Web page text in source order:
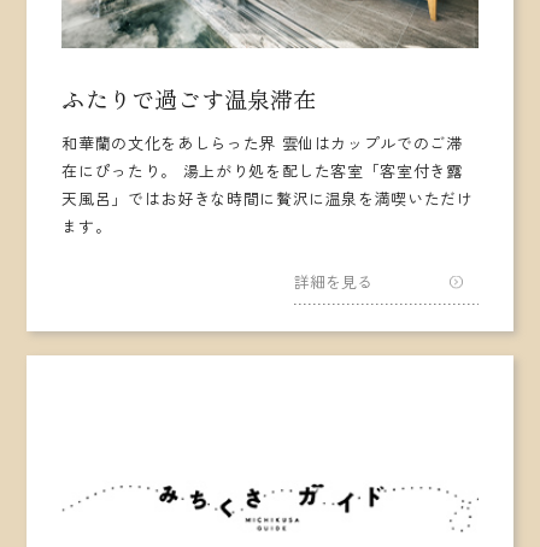
ふたりで過ごす温泉滞在
和華蘭の文化をあしらった界 雲仙はカップルでのご滞
在にぴったり。 湯上がり処を配した客室「客室付き露
天風呂」ではお好きな時間に贅沢に温泉を満喫いただけ
ます。
詳細を見る